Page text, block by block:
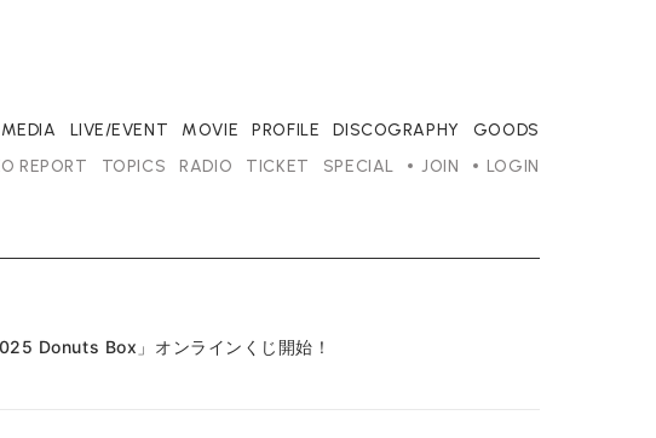
MEDIA LIVE/EVENT MOVIE PROFILE DISCOGRAPHY
GOODS
REPORT TOPICS RADIO TICKET SPECIAL JOIN LOGIN
Donuts Box」オンラインくじ開始！